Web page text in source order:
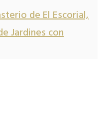
de El Escorial,
Jardines con